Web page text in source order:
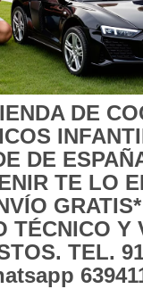
DE
DE
TE LO
GRATIS
TÉCNICO Y
TEL.